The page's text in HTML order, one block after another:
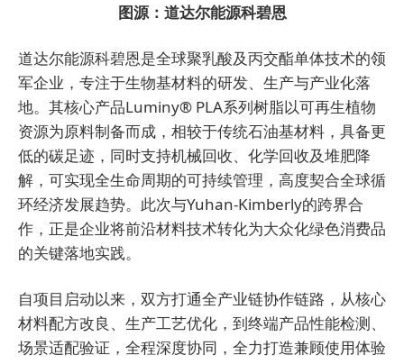
图源：道达尔能源科碧恩
道达尔能源科碧恩是全球聚乳酸及丙交酯单体技术的领
军企业，专注于生物基材料的研发、生产与产业化落
地。其核心产品Luminy® PLA系列树脂以可再生植物
资源为原料制备而成，相较于传统石油基材料，具备更
低的碳足迹，同时支持机械回收、化学回收及堆肥降
解，可实现全生命周期的可持续管理，高度契合全球循
环经济发展趋势。此次与Yuhan-Kimberly的跨界合
作，正是企业将前沿材料技术转化为大众化绿色消费品
的关键落地实践。
自项目启动以来，双方打通全产业链协作链路，从核心
材料配方改良、生产工艺优化，到终端产品性能检测、
场景适配验证，全程深度协同，全力打造兼顾使用体验